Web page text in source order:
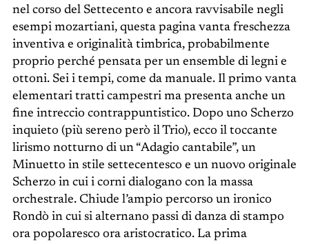
nel corso del Settecento e ancora ravvisabile negli
esempi mozartiani, questa pagina vanta freschezza
inventiva e originalità timbrica, probabilmente
proprio perché pensata per un ensemble di legni e
ottoni. Sei i tempi, come da manuale. Il primo vanta
elementari tratti campestri ma presenta anche un
fine intreccio contrappuntistico. Dopo uno Scherzo
inquieto (più sereno però il Trio), ecco il toccante
lirismo notturno di un “Adagio cantabile”, un
Minuetto in stile settecentesco e un nuovo originale
Scherzo in cui i corni dialogano con la massa
orchestrale. Chiude l’ampio percorso un ironico
Rondò in cui si alternano passi di danza di stampo
ora popolaresco ora aristocratico. La prima